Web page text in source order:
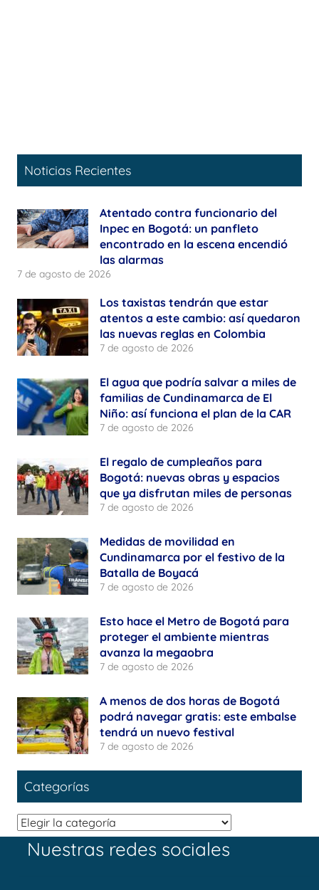
Noticias Recientes
Atentado contra funcionario del
Inpec en Bogotá: un panfleto
encontrado en la escena encendió
las alarmas
7 de agosto de 2026
Los taxistas tendrán que estar
atentos a este cambio: así quedaron
las nuevas reglas en Colombia
7 de agosto de 2026
El agua que podría salvar a miles de
familias de Cundinamarca de El
Niño: así funciona el plan de la CAR
7 de agosto de 2026
El regalo de cumpleaños para
Bogotá: nuevas obras y espacios
que ya disfrutan miles de personas
7 de agosto de 2026
Medidas de movilidad en
Cundinamarca por el festivo de la
Batalla de Boyacá
7 de agosto de 2026
Esto hace el Metro de Bogotá para
proteger el ambiente mientras
avanza la megaobra
7 de agosto de 2026
A menos de dos horas de Bogotá
podrá navegar gratis: este embalse
tendrá un nuevo festival
7 de agosto de 2026
Categorías
Categorías
Nuestras redes sociales